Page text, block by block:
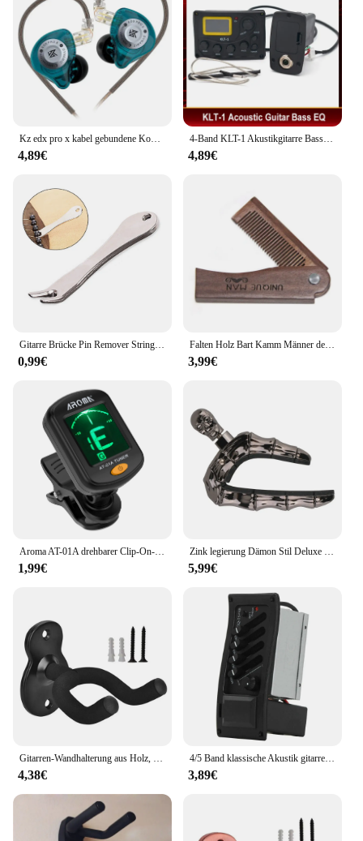
4,89€
4-Band KLT-1 Akustikgitarre Bass EQ Equalizer mit digitalem Procedding-Tuner Gitarren-Tonabnehmer
4,89€
Gitarre Brücke Pin Remover String Nail Peg Puller Werkzeug Chrom Metall Akustische Folk Bass Ziehen Brücke Praktische Extractor Zubehör
0,99€
Falten Holz Bart Kamm Männer der Wellen Pinsel Haar Bart & Schnurrbart Kamm Sandelholz Kamm Alltägliche Pflege Verwenden mit Balsame und Öle
3,99€
Aroma AT-01A drehbarer Clip-On-Tuner LCD-Display für chromatische Gitarre Bass Ukulele Violine
1,99€
Zink legierung Dämon Stil Deluxe Gitarre Capo Schädel Capo für Bass Akustik E-Gitarre Hochglanz Schädel Tonhöhe einstellen
5,99€
Gitarren-Wandhalterung aus Holz, robust, einzigartiges Design, gebogener Ukulelen-Haken, Bass-Aufbewahrung, Akustik- und E-Gitarren-Rack-Halterung
4,38€
4/5 Band klassische Akustik gitarre Pickup Musik instrument Zubehör EQ Equalizer Preamp mit Lautstärke Mitte Höhen bass steuerung
3,89€